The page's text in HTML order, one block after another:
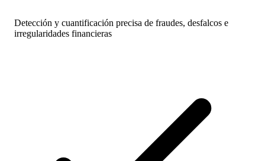
Detección y cuantificación precisa de fraudes, desfalcos e
irregularidades financieras